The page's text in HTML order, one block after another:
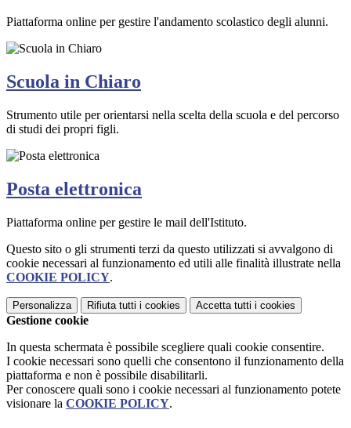
Piattaforma online per gestire l'andamento scolastico degli alunni.
Scuola in Chiaro
Strumento utile per orientarsi nella scelta della scuola e del percorso
di studi dei propri figli.
Posta elettronica
Piattaforma online per gestire le mail dell'Istituto.
Questo sito o gli strumenti terzi da questo utilizzati si avvalgono di
cookie necessari al funzionamento ed utili alle finalità illustrate nella
COOKIE POLICY.
Personalizza Rifiuta tutti i cookies Accetta tutti i cookies
Gestione cookie
In questa schermata è possibile scegliere quali cookie consentire.
I cookie necessari sono quelli che consentono il funzionamento della
piattaforma e non è possibile disabilitarli.
Per conoscere quali sono i cookie necessari al funzionamento potete
visionare la COOKIE POLICY.